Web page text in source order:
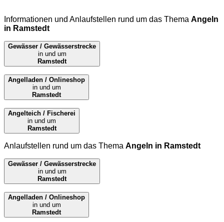
Informationen und Anlaufstellen rund um das Thema Angeln
in Ramstedt
Gewässer / Gewässerstrecke
in und um
Ramstedt
Angelladen / Onlineshop
in und um
Ramstedt
Angelteich / Fischerei
in und um
Ramstedt
Anlaufstellen rund um das Thema Angeln in Ramstedt
Gewässer / Gewässerstrecke
in und um
Ramstedt
Angelladen / Onlineshop
in und um
Ramstedt